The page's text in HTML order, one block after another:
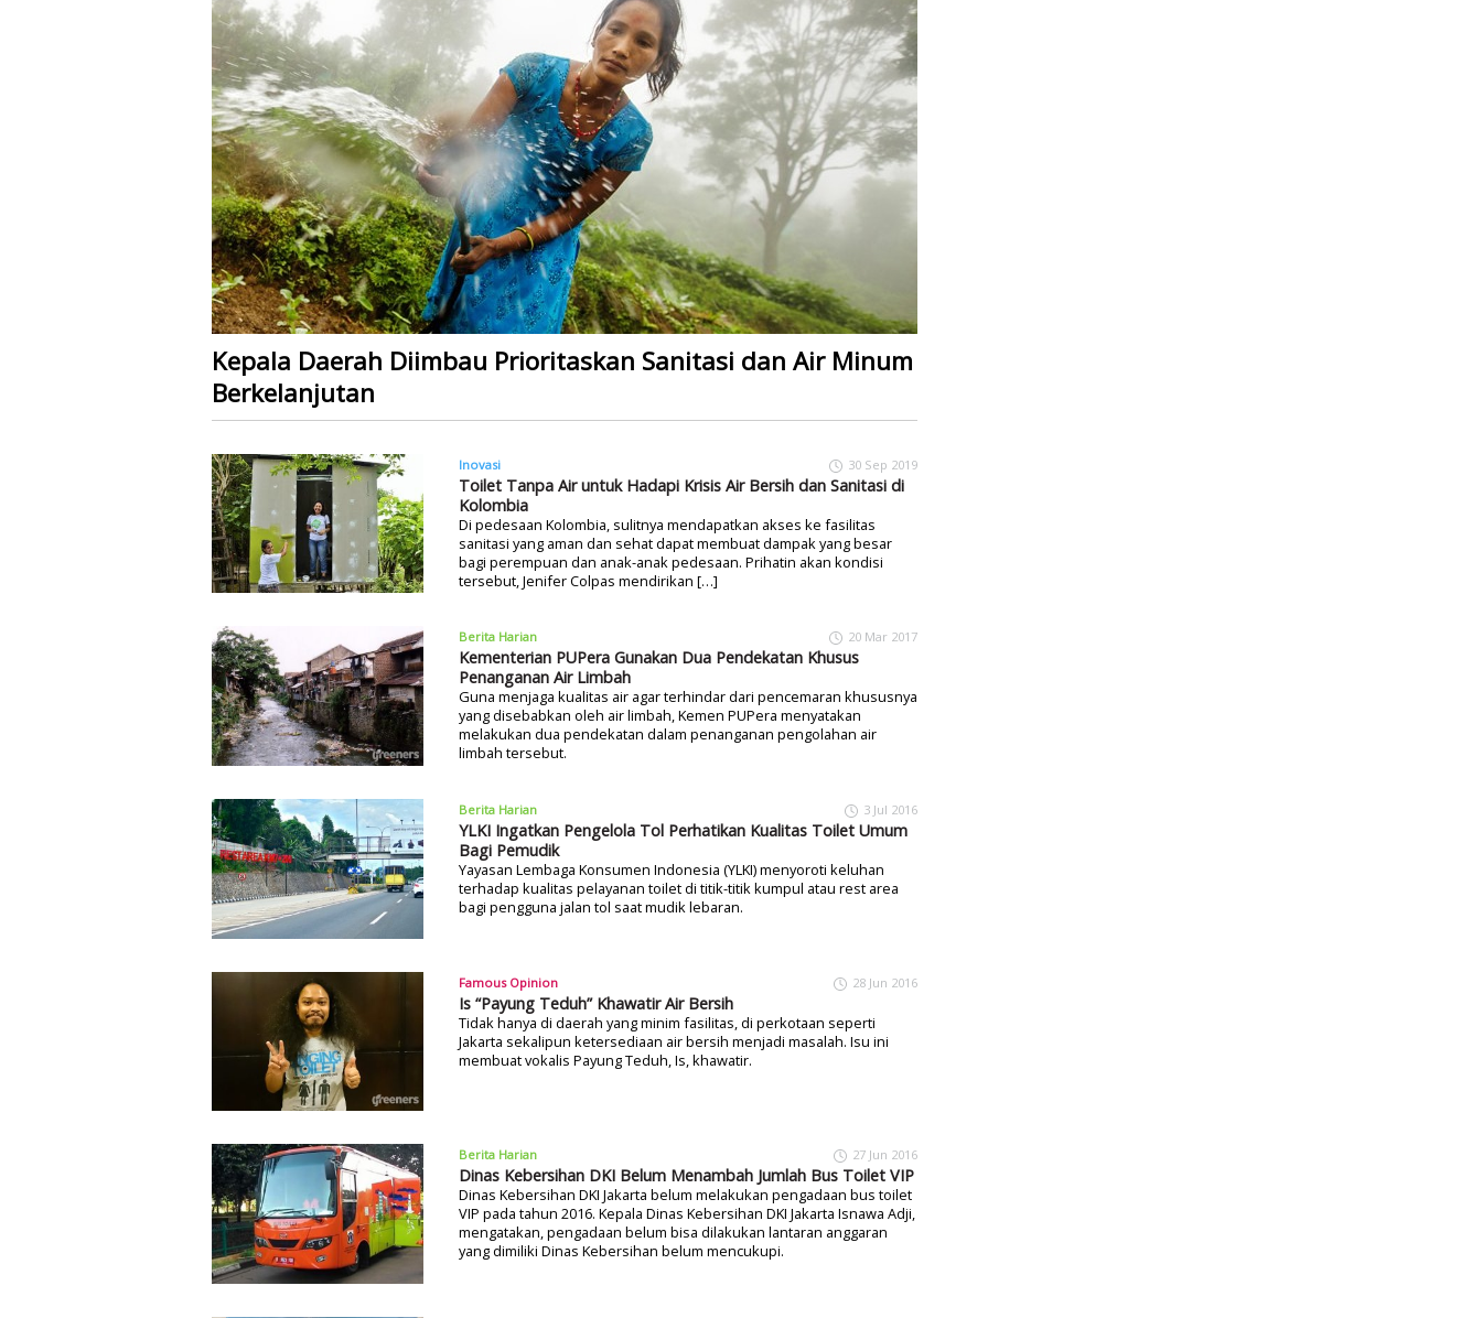
Kepala Daerah Diimbau Prioritaskan Sanitasi dan Air Minum
Berkelanjutan
Inovasi 30 Sep 2019
Toilet Tanpa Air untuk Hadapi Krisis Air Bersih dan Sanitasi di
Kolombia
Di pedesaan Kolombia, sulitnya mendapatkan akses ke fasilitas
sanitasi yang aman dan sehat dapat membuat dampak yang besar
bagi perempuan dan anak-anak pedesaan. Prihatin akan kondisi
tersebut, Jenifer Colpas mendirikan […]
Berita Harian 20 Mar 2017
Kementerian PUPera Gunakan Dua Pendekatan Khusus
Penanganan Air Limbah
Guna menjaga kualitas air agar terhindar dari pencemaran khususnya
yang disebabkan oleh air limbah, Kemen PUPera menyatakan
melakukan dua pendekatan dalam penanganan pengolahan air
limbah tersebut.
Berita Harian 3 Jul 2016
YLKI Ingatkan Pengelola Tol Perhatikan Kualitas Toilet Umum
Bagi Pemudik
Yayasan Lembaga Konsumen Indonesia (YLKI) menyoroti keluhan
terhadap kualitas pelayanan toilet di titik-titik kumpul atau rest area
bagi pengguna jalan tol saat mudik lebaran.
Famous Opinion 28 Jun 2016
Is “Payung Teduh” Khawatir Air Bersih
Tidak hanya di daerah yang minim fasilitas, di perkotaan seperti
Jakarta sekalipun ketersediaan air bersih menjadi masalah. Isu ini
membuat vokalis Payung Teduh, Is, khawatir.
Berita Harian 27 Jun 2016
Dinas Kebersihan DKI Belum Menambah Jumlah Bus Toilet VIP
Dinas Kebersihan DKI Jakarta belum melakukan pengadaan bus toilet
VIP pada tahun 2016. Kepala Dinas Kebersihan DKI Jakarta Isnawa Adji,
mengatakan, pengadaan belum bisa dilakukan lantaran anggaran
yang dimiliki Dinas Kebersihan belum mencukupi.